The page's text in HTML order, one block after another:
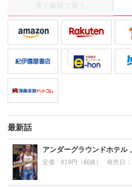
電子書籍で買う
最新話
アンダーグラウンドホテル
定価：819円（税抜） 発売日：